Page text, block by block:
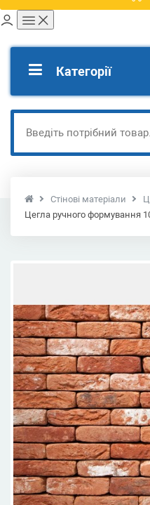
Категорії
Стінові матеріали
Цегла ручного формування